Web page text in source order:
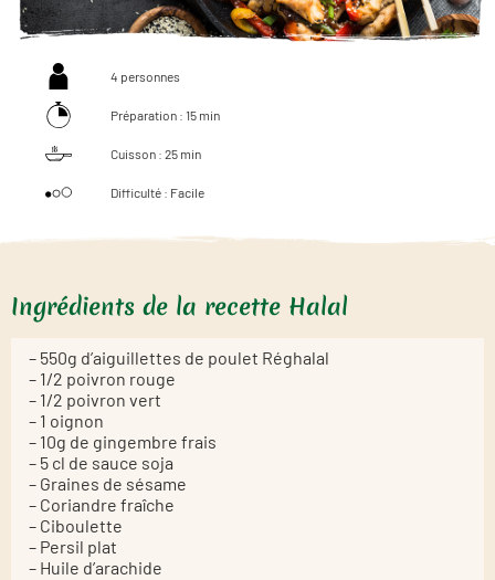
4 personnes
Préparation : 15 min
Cuisson : 25 min
Difficulté : Facile
Ingrédients de la recette Halal
– 550g d’aiguillettes de poulet Réghalal
– 1/2 poivron rouge
– 1/2 poivron vert
– 1 oignon
– 10g de gingembre frais
– 5 cl de sauce soja
– Graines de sésame
– Coriandre fraîche
– Ciboulette
– Persil plat
– Huile d’arachide